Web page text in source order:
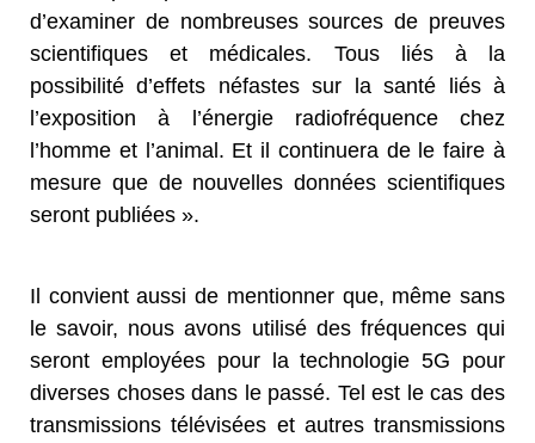
d’examiner de nombreuses sources de preuves
scientifiques et médicales. Tous liés à la
possibilité d’effets néfastes sur la santé liés à
l’exposition à l’énergie radiofréquence chez
l’homme et l’animal. Et il continuera de le faire à
mesure que de nouvelles données scientifiques
seront publiées ».
Il convient aussi de mentionner que, même sans
le savoir, nous avons utilisé des fréquences qui
seront employées pour la technologie 5G pour
diverses choses dans le passé. Tel est le cas des
transmissions télévisées et autres transmissions